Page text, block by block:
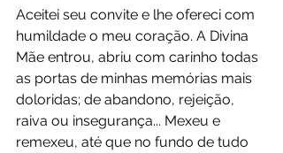
Aceitei seu convite e lhe ofereci com
humildade o meu coração. A Divina
Mãe entrou, abriu com carinho todas
as portas de minhas memórias mais
doloridas; de abandono, rejeição,
raiva ou insegurança... Mexeu e
remexeu, até que no fundo de tudo